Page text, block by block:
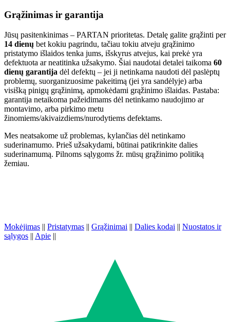
Grąžinimas ir garantija
Jūsų pasitenkinimas – PARTAN prioritetas. Detalę galite grąžinti per
14 dienų bet kokiu pagrindu, tačiau tokiu atveju grąžinimo
pristatymo išlaidos tenka jums, išskyrus atvejus, kai prekė yra
defektuota ar neatitinka užsakymo. Šiai naudotai detalei taikoma 60
dienų garantija dėl defektų – jei ji netinkama naudoti dėl paslėptų
problemų, suorganizuosime pakeitimą (jei yra sandėlyje) arba
visišką pinigų grąžinimą, apmokėdami grąžinimo išlaidas. Pastaba:
garantija netaikoma pažeidimams dėl netinkamo naudojimo ar
montavimo, arba pirkimo metu
žinomiems/akivaizdiems/nurodytiems defektams.
Mes neatsakome už problemas, kylančias dėl netinkamo
suderinamumo. Prieš užsakydami, būtinai patikrinkite dalies
suderinamumą. Pilnoms sąlygoms žr. mūsų grąžinimo politiką
žemiau.
Mokėjimas || Pristatymas || Grąžinimai || Dalies kodai || Nuostatos ir
sąlygos || Apie ||